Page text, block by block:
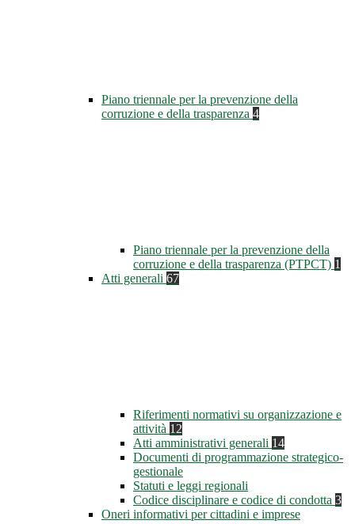
Piano triennale per la prevenzione della
corruzione e della trasparenza 4
Piano triennale per la prevenzione della
corruzione e della trasparenza (PTPCT) 1
Atti generali 67
Riferimenti normativi su organizzazione e
attività 12
Atti amministrativi generali 14
Documenti di programmazione strategico-
gestionale
Statuti e leggi regionali
Codice disciplinare e codice di condotta 3
Oneri informativi per cittadini e imprese